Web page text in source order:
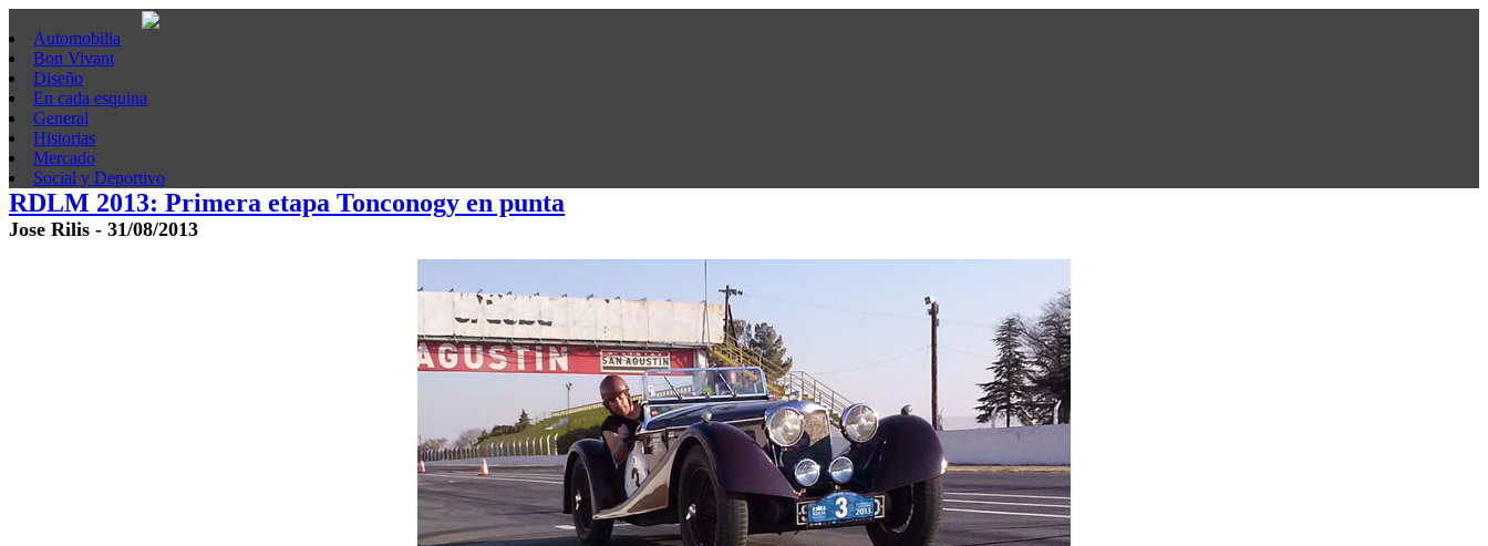
Automobilia
Bon Vivant
Diseño
En cada esquina
General
Historias
Mercado
Social y Deportivo
RDLM 2013: Primera etapa Tonconogy en punta
Jose Rilis - 31/08/2013